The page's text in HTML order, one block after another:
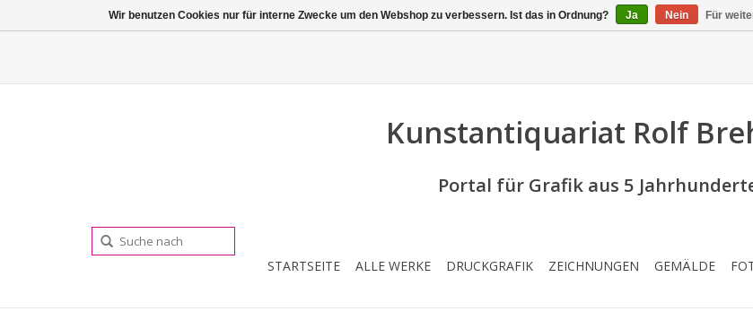
Kunstantiquariat Rolf
Portal für Grafik aus 5
STARTSEITE ALLE WERKE DRUCKGRAFIK ZEICHNUNGEN GEMÄLDE
Wir benutzen Cookies nur für interne Zwecke um den Webshop zu verbessern. Ist das in Ordnung? Ja Nein Für